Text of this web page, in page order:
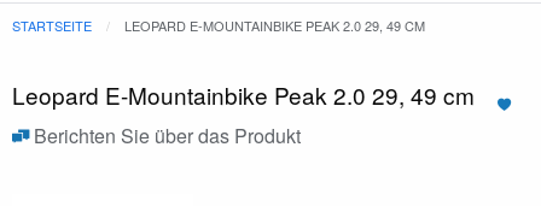
STARTSEITE LEOPARD E-MOUNTAINBIKE PEAK 2.0 29, 49 CM
Leopard E-Mountainbike Peak 2.0 29, 49 cm
Berichten Sie über das Produkt